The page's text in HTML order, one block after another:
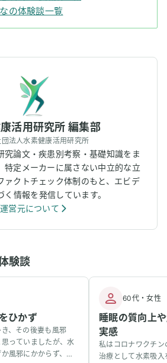
の体験談一覧
活用研究所 編集部
法人水素健康活用研究所
究論文・疾患別考察・基礎知識をま
特定メーカーに属さない中立的な立
ァクトチェック体制のもと、エビデ
く情報を発信しています。
運営元について
験談
ひかず
、その後妻も風邪
っていましたが、水
風邪にかからず、無
60代・女性
睡眠の質向上
実感
私はコロナワクチ
治療として水素吸